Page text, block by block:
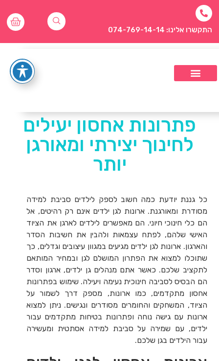
התקשרו אלינו: 074-769-14-14
פתרונות אחסון יעילים
לחינוך יצירתי ומאורגן
יותר
כל גננת יודעת כמה חשוב לספק לילדים סביבת למידה
מסודרת ומאורגנת. ארונות לגן ילדים אינם רק רהיטים, אל
הם כלי חינוכי חיוני. הם מאפשרים לילדים לארגן את הציוד
האישי שלהם, לפתח עצמאות ולהבין את חשיבות הסדר
והארגון. ארונות לגן ילדים מגיעים במגוון עיצובים וגדלים, כך
שתוכלו למצוא את הפתרון המושלם לגן ובמחיר המותאם
לתקציב שלכם. כאשר אתם מנהלים גן ילדים, ארגון וסדר
הם הבסיס לסביבה חינוכית נעימה ויעילה. שימוש בפתרונות
אחסון מתקדמים, כמו ארונות, מספק דרך לשמור על
הציוד, המשחקים והחומרים מסודרים ונגישים. ניתן למצוא
ארונות עם גישה נוחה ופתרונות בטיחות מתקדמים עבור
ילדים, עם שמירה על סביבת למידה אסתטית ומעשירה
עבור הילדים בגן שלכם.